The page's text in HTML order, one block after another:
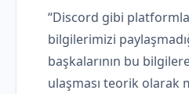
“Discord gibi
bilgilerimizi
başkalarının bu
ulaşması teorik olarak